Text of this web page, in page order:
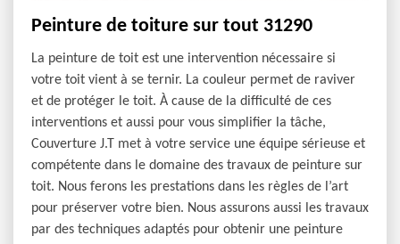
Peinture de toiture sur tout 31290
La peinture de toit est une intervention nécessaire si
votre toit vient à se ternir. La couleur permet de raviver
et de protéger le toit. À cause de la difficulté de ces
interventions et aussi pour vous simplifier la tâche,
Couverture J.T met à votre service une équipe sérieuse et
compétente dans le domaine des travaux de peinture sur
toit. Nous ferons les prestations dans les règles de l’art
pour préserver votre bien. Nous assurons aussi les travaux
par des techniques adaptés pour obtenir une peinture